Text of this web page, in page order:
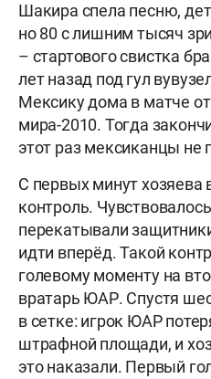
Шакира спела песню,
но 80 с лишним тысяч
– стартового свистка
лет назад под гул
Мексику дома в матче
мира-2010. Тогда
этот раз мексиканцы
С первых минут хозяева
контроль.
перекатывали
идти вперёд. Такой
голевому моменту на
вратарь ЮАР. Спустя
в сетке: игрок ЮАР
штрафной площади, и
это наказали. Первый